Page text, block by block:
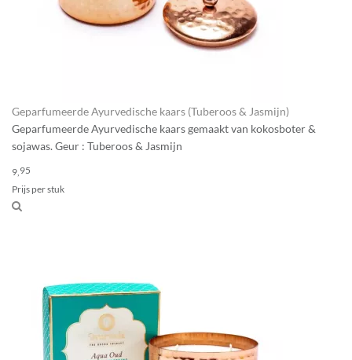
Geparfumeerde Ayurvedische kaars (Tuberoos & Jasmijn)
Geparfumeerde Ayurvedische kaars gemaakt van kokosboter &
sojawas. Geur : Tuberoos & Jasmijn
9, 95
Prijs per stuk